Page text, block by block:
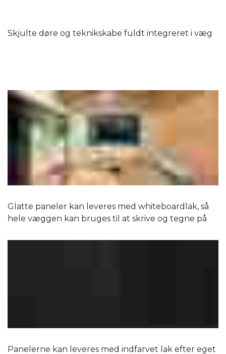
Skjulte døre og teknikskabe fuldt integreret i væg
Glatte paneler kan leveres med whiteboardlak, så
hele væggen kan bruges til at skrive og tegne på
Panelerne kan leveres med indfarvet lak efter eget